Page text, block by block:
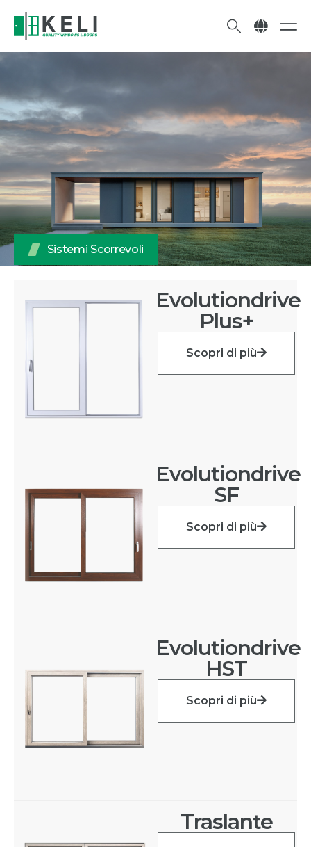
Sistemi Scorrevoli
Evolutiondrive
Plus+
Scopri di più
Evolutiondrive
SF
Scopri di più
Evolutiondrive
HST
Scopri di più
Traslante